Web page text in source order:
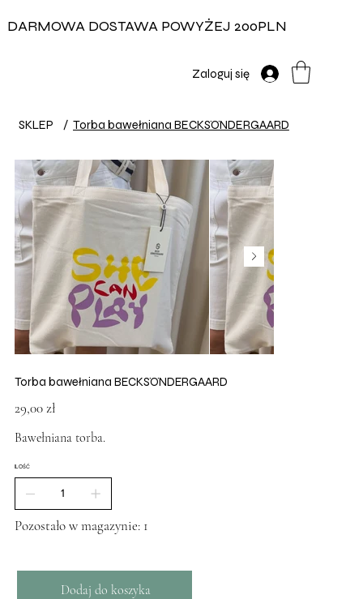
DARMOWA DOSTAWA POWYŻEJ 200PLN
Zaloguj się
SKLEP / Torba bawełniana BECKSÖNDERGAARD
Torba bawełniana BECKSÖNDERGAARD
29,00 zł
Bawełniana torba.
ILOŚĆ
Pozostało w magazynie: 1
Dodaj do koszyka